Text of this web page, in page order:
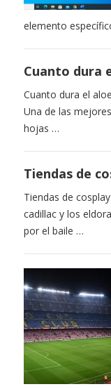
elemento
Cuanto dura
Cuanto dura el
Una de las
hojas …
Tiendas de
Tiendas de
cadillac y los
por el baile …